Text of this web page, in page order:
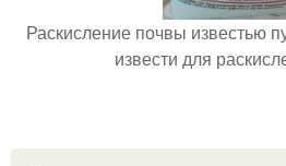
Раскисление почвы известью
извести для